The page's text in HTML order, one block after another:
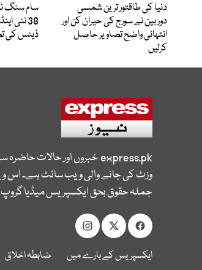
دنیا کی طاقتور ترین شمسی
دوربین نے سورج کی حیران کن اور
انتہائی واضح تصاویر حاصل
کرلیں
سام سنگ
38 نئی
ڈیٹس کی
express.pkخبروں اور حالات
وزٹ کی جانے والی ویب سائٹ ہے۔ اس
جملہ حقوق بحق ایکسپریس میڈیا
ایکسپریس کے بارے میں ضابطہ اخلاق